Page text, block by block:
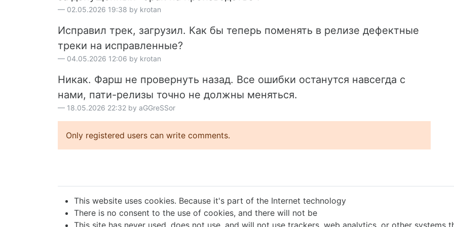
02.05.2026 19:38 by krotan
Исправил трек, загрузил. Как бы теперь поменять в релизе дефектные
треки на исправленные?
04.05.2026 12:06 by krotan
Никак. Фарш не провернуть назад. Все ошибки останутся навсегда с
нами, пати-релизы точно не должны меняться.
18.05.2026 22:32 by aGGreSSor
Only registered users can write comments.
This website uses cookies. Because it's part of the Internet technology
There is no consent to the use of cookies, and there will not be
This site has never used, does not use, and will not use trackers, web analytics, or other systems